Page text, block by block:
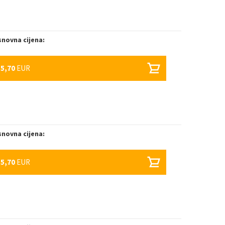
cijena:
EUR
cijena:
EUR